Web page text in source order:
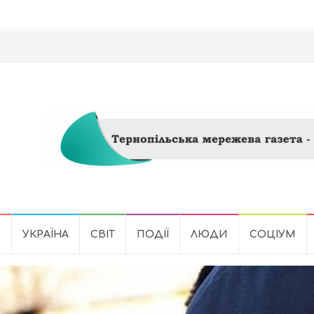
УКРАЇНА СВІТ ПОДІЇ ЛЮДИ СОЦІУМ